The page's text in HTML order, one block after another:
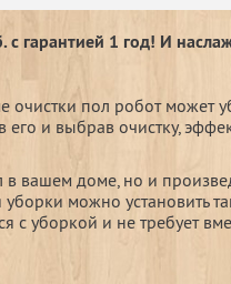
гарантией 1 год! И
очистки пол робот может
его и выбрав очистку,
в вашем доме, но и
можно установить
с уборкой и не требует